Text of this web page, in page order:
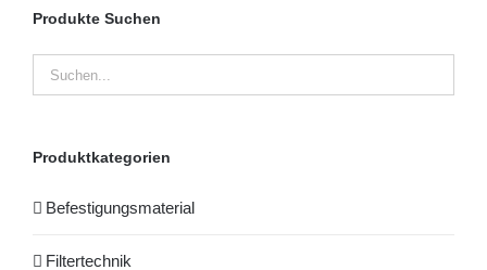
Produkte Suchen
Produktkategorien
Befestigungsmaterial
Filtertechnik